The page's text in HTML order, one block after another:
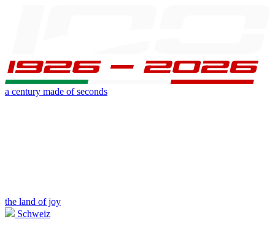
a century made of seconds
the land of joy
Schweiz